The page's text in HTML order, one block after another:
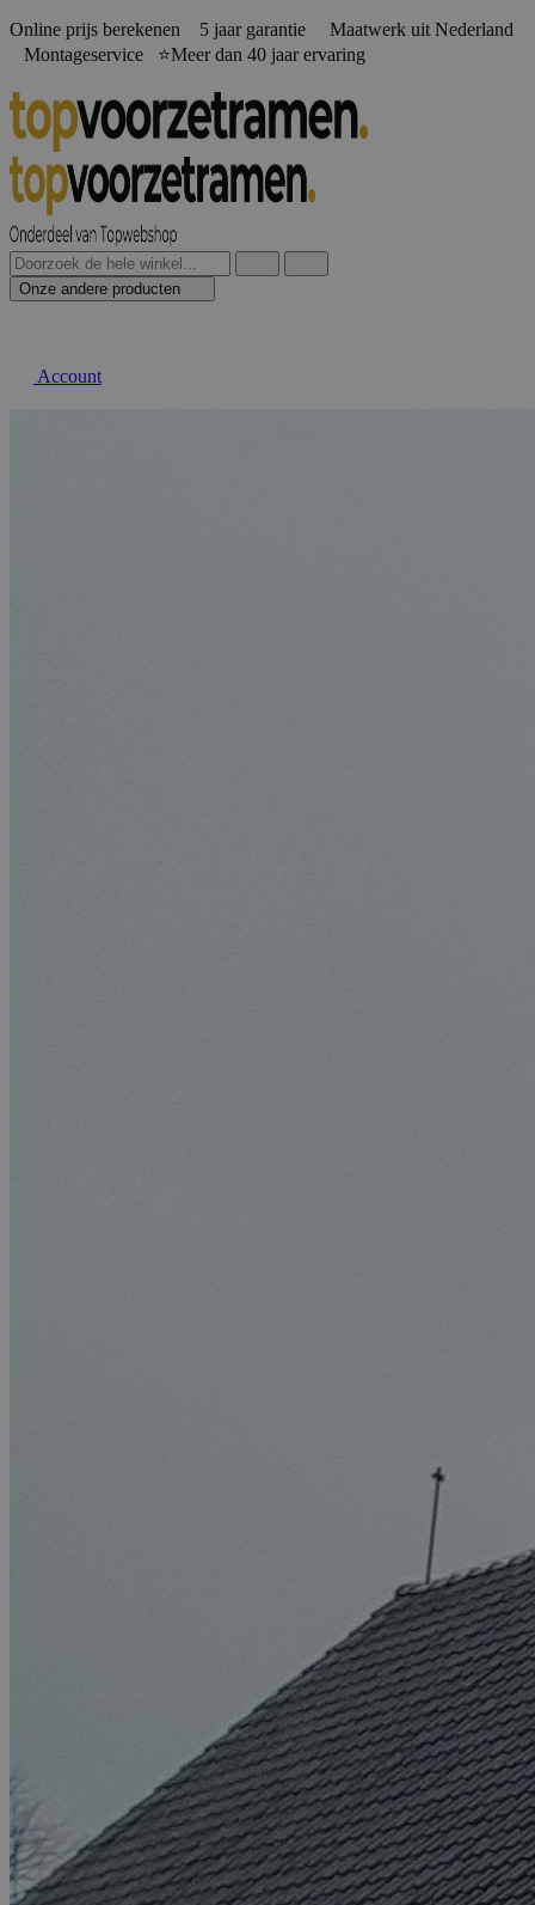
Online prijs berekenen️ 5 jaar garantie Maatwerk uit Nederland
Montageservice ⭐Meer dan 40 jaar ervaring
Onze andere producten
Account